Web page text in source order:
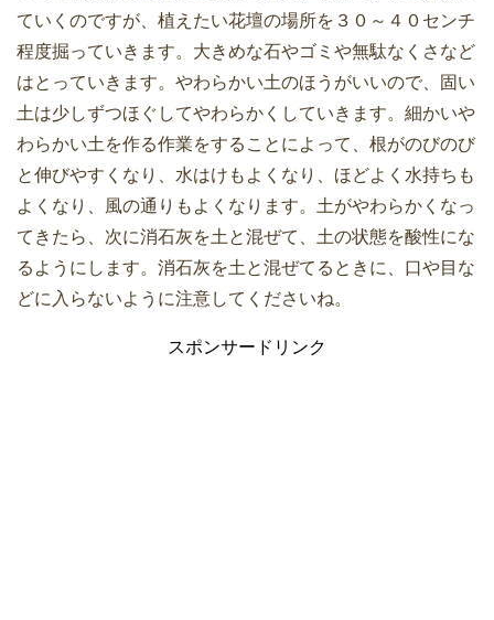
ていくのですが、植えたい花壇の場所を３０～４０センチ
程度掘っていきます。大きめな石やゴミや無駄なくさなど
はとっていきます。やわらかい土のほうがいいので、固い
土は少しずつほぐしてやわらかくしていきます。細かいや
わらかい土を作る作業をすることによって、根がのびのび
と伸びやすくなり、水はけもよくなり、ほどよく水持ちも
よくなり、風の通りもよくなります。土がやわらかくなっ
てきたら、次に消石灰を土と混ぜて、土の状態を酸性にな
るようにします。消石灰を土と混ぜてるときに、口や目な
どに入らないように注意してくださいね。
スポンサードリンク